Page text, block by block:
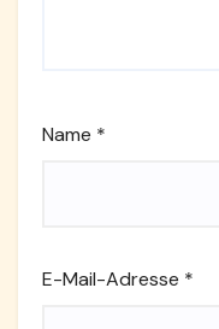
Name *
E-Mail-Adresse *